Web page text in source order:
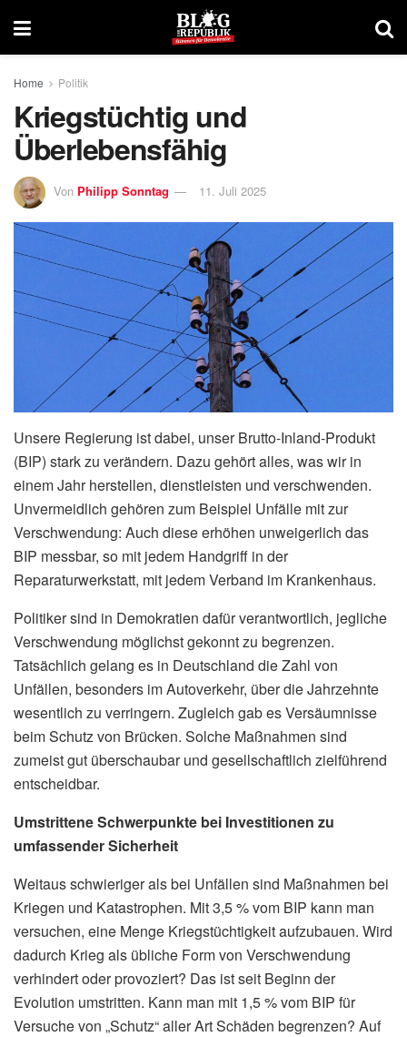
Home Politik
Kriegstüchtig und
Überlebensfähig
Von Philipp Sonntag 11. Juli 2025
Unsere Regierung ist dabei, unser Brutto-Inland-Produkt
(BIP) stark zu verändern. Dazu gehört alles, was wir in
einem Jahr herstellen, dienstleisten und verschwenden.
Unvermeidlich gehören zum Beispiel Unfälle mit zur
Verschwendung: Auch diese erhöhen unweigerlich das
BIP messbar, so mit jedem Handgriff in der
Reparaturwerkstatt, mit jedem Verband im Krankenhaus.
Politiker sind in Demokratien dafür verantwortlich, jegliche
Verschwendung möglichst gekonnt zu begrenzen.
Tatsächlich gelang es in Deutschland die Zahl von
Unfällen, besonders im Autoverkehr, über die Jahrzehnte
wesentlich zu verringern. Zugleich gab es Versäumnisse
beim Schutz von Brücken. Solche Maßnahmen sind
zumeist gut überschaubar und gesellschaftlich zielführend
entscheidbar.
Umstrittene Schwerpunkte bei Investitionen zu
umfassender Sicherheit
Weitaus schwieriger als bei Unfällen sind Maßnahmen bei
Kriegen und Katastrophen. Mit 3,5 % vom BIP kann man
versuchen, eine Menge Kriegstüchtigkeit aufzubauen. Wird
dadurch Krieg als übliche Form von Verschwendung
verhindert oder provoziert? Das ist seit Beginn der
Evolution umstritten. Kann man mit 1,5 % vom BIP für
Versuche von „Schutz“ aller Art Schäden begrenzen? Auf